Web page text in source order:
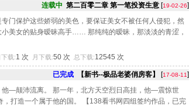
连载中 第二百零二章 第一笔投资生意 [19-02-26]
门保护这些娇弱的美色，要保证美女不被任何人侵犯，然
美女的贴身暧昧高手…… 那纯纯的暧昧，那淡淡的青涩，
载:1 次 月下载:50 次 总下载:12545 次
已完成 【新书--极品老婆俏房客】 [17-08-11]
他—颠沛流离。 那一年，北方天空烈日高挂，他—震惊世
，打造一个属于他的国。 【138看书网四组签约作品，已完